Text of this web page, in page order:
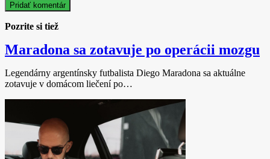
Pozrite si tiež
Maradona sa zotavuje po operácii mozgu
Legendárny argentínsky futbalista Diego Maradona sa aktuálne
zotavuje v domácom liečení po…